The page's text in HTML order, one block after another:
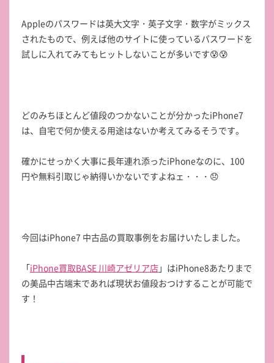
Appleのパスワードは英大文字・英子文字・数字がミックス
されたもので、例えば他のサイトに使っているパスワードを
試しに入れてみてもヒットしないことが多いです😰😰
どのみちほとんど値段のつかないことが分かったiPhone7
は、自宅で何か使える用途はないか考えてみるそうです。
確かにせっかく大事に長年連れ添ったiPhoneなのに、100
円や無料引取じゃ納得いかないですよねェ・・・😞
今回はiPhone7 中古品の買取事例をお届けいたしました。
「iPhone買取BASE 川崎アゼリア店」はiPhone8あたりまで
の美品中古端末であれば現状お値段おつけすることが可能で
す！